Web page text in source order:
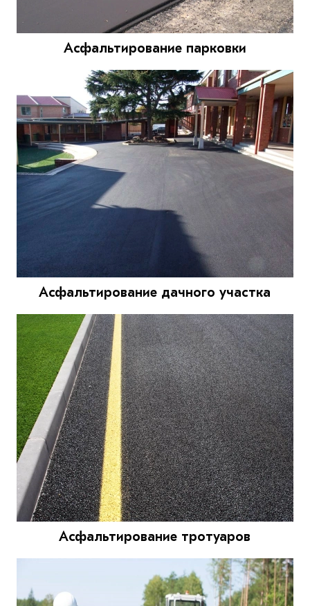
Асфальтирование парковки
Асфальтирование дачного участка
Асфальтирование тротуаров